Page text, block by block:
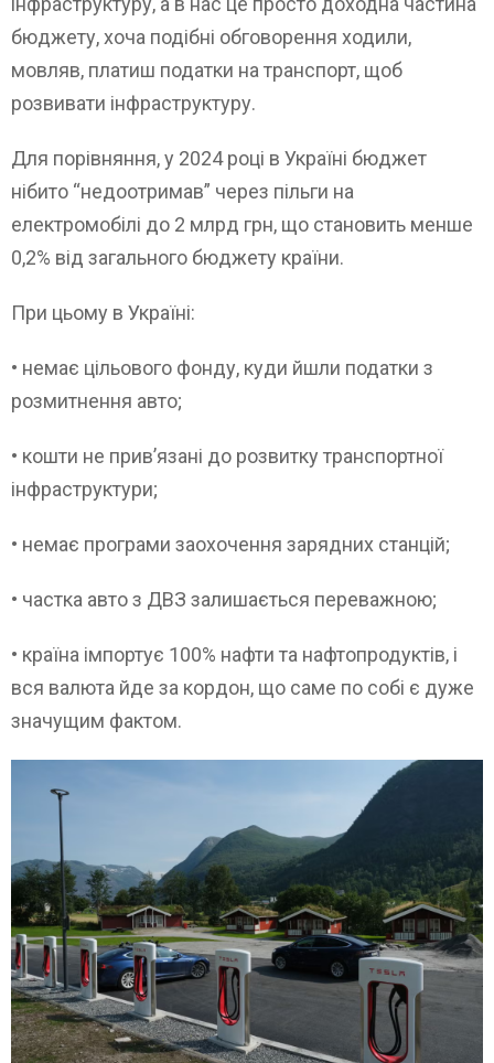
бюджету, хоча подібні обговорення ходили,
мовляв, платиш податки на транспорт, щоб
розвивати інфраструктуру.
Для порівняння, у 2024 році в Україні бюджет
нібито “недоотримав” через пільги на
електромобілі до 2 млрд грн, що становить менше
0,2% від загального бюджету країни.
При цьому в Україні:
• немає цільового фонду, куди йшли податки з
розмитнення авто;
• кошти не прив’язані до розвитку транспортної
інфраструктури;
• немає програми заохочення зарядних станцій;
• частка авто з ДВЗ залишається переважною;
• країна імпортує 100% нафти та нафтопродуктів, і
вся валюта йде за кордон, що саме по собі є дуже
значущим фактом.